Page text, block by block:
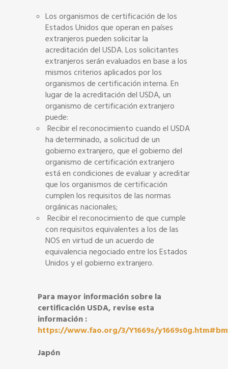
Los organismos de certificación de los
Estados Unidos que operan en países
extranjeros pueden solicitar la
acreditación del USDA. Los solicitantes
extranjeros serán evaluados en base a los
mismos criterios aplicados por los
organismos de certificación interna. En
lugar de la acreditación del USDA, un
organismo de certificación extranjero
puede:
Recibir el reconocimiento cuando el USDA
ha determinado, a solicitud de un
gobierno extranjero, que el gobierno del
organismo de certificación extranjero
está en condiciones de evaluar y acreditar
que los organismos de certificación
cumplen los requisitos de las normas
orgánicas nacionales;
Recibir el reconocimiento de que cumple
con requisitos equivalentes a los de las
NOS en virtud de un acuerdo de
equivalencia negociado entre los Estados
Unidos y el gobierno extranjero.
Para mayor información sobre la
certificación USDA, revise esta
información :
https://www.fao.org/3/Y1669s/
Japón